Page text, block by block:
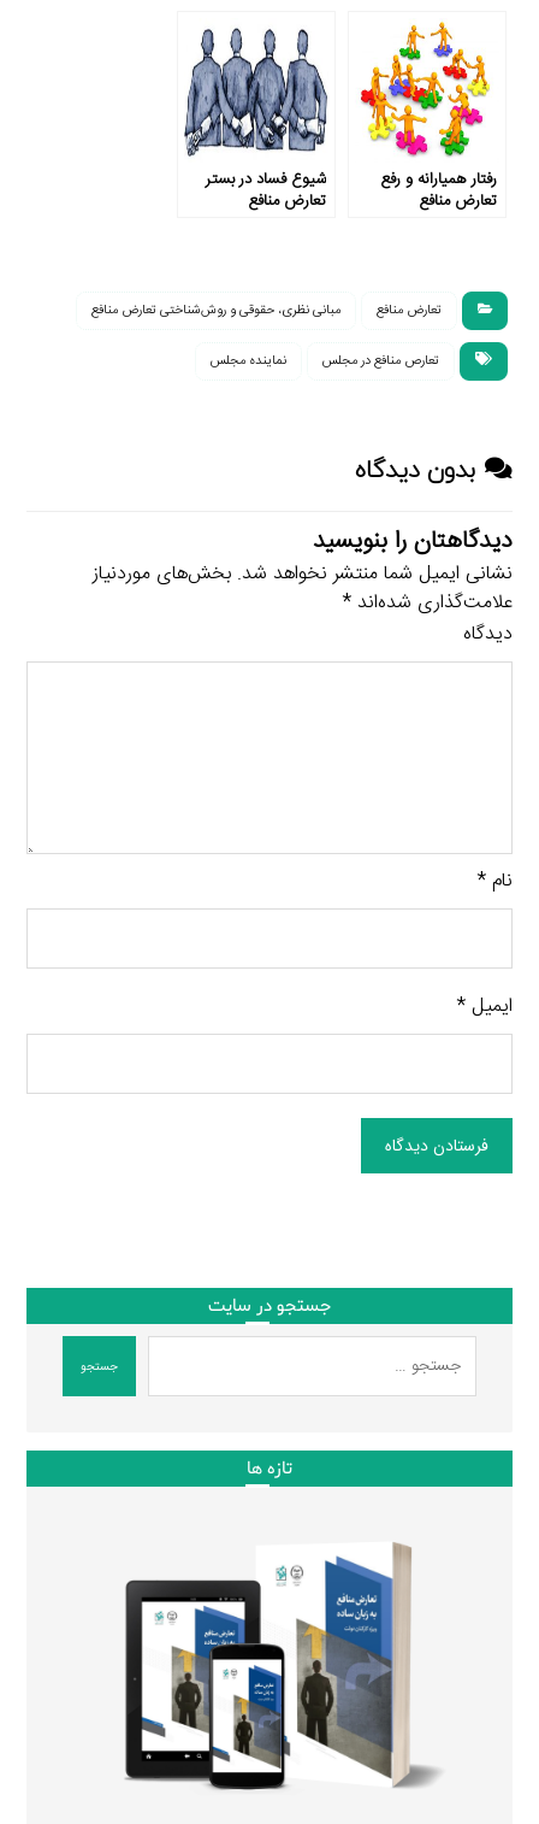
رفتار همیارانه و رفع
تعارض منافع
شیوع فساد در بستر
تعارض منافع
تعارض منافع مبانی نظری، حقوقی و روش‌شناختی تعارض منافع
تعارص منافع در مجلس نماینده مجلس
بدون دیدگاه
دیدگاهتان را بنویسید
نشانی ایمیل شما منتشر نخواهد شد. بخش‌های موردنیاز
علامت‌گذاری شده‌اند*
دیدگاه
نام*
ایمیل*
فرستادن دیدگاه
جستجو در سایت
جستجو
تازه ها